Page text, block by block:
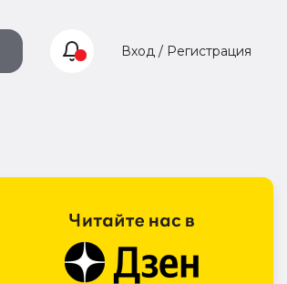
Вход / Регистрация